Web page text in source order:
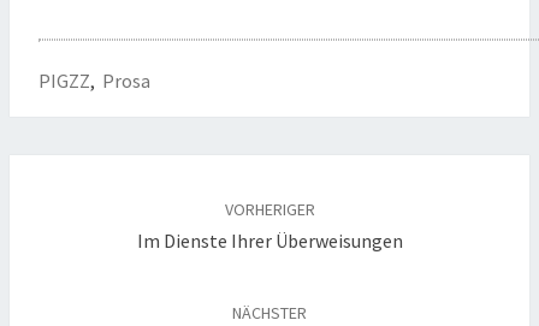
PIGZZ, Prosa
VORHERIGER
Im Dienste Ihrer Überweisungen
NÄCHSTER